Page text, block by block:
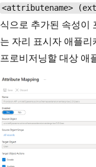
<attributename>
식으로 추가된 속성이
는 자리 표시자 애플
프로비저닝할 대상 애